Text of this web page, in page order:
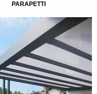
PARAPETTI